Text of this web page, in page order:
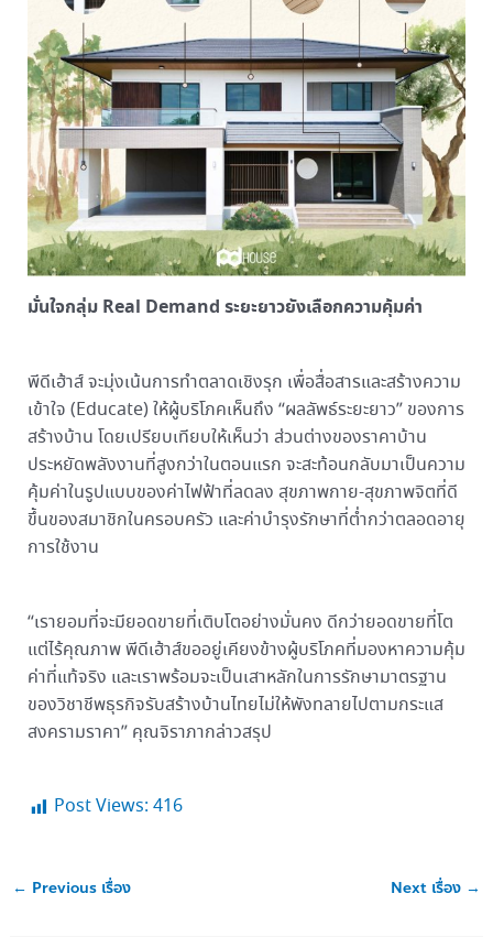
มั่นใจกลุ่ม Real Demand ระยะยาวยังเลือกความคุ้มค่า
พีดีเฮ้าส์ จะมุ่งเน้นการทำตลาดเชิงรุก เพื่อสื่อสารและสร้างความ
เข้าใจ (Educate) ให้ผู้บริโภคเห็นถึง “ผลลัพธ์ระยะยาว” ของการ
สร้างบ้าน โดยเปรียบเทียบให้เห็นว่า ส่วนต่างของราคาบ้าน
ประหยัดพลังงานที่สูงกว่าในตอนแรก จะสะท้อนกลับมาเป็นความ
คุ้มค่าในรูปแบบของค่าไฟฟ้าที่ลดลง สุขภาพกาย-สุขภาพจิตที่ดี
ขึ้นของสมาชิกในครอบครัว และค่าบำรุงรักษาที่ต่ำกว่าตลอดอายุ
การใช้งาน
“เรายอมที่จะมียอดขายที่เติบโตอย่างมั่นคง ดีกว่ายอดขายที่โต
แต่ไร้คุณภาพ พีดีเฮ้าส์ขออยู่เคียงข้างผู้บริโภคที่มองหาความคุ้ม
ค่าที่แท้จริง และเราพร้อมจะเป็นเสาหลักในการรักษามาตรฐาน
ของวิชาชีพธุรกิจรับสร้างบ้านไทยไม่ให้พังทลายไปตามกระแส
สงครามราคา” คุณจิราภากล่าวสรุป
Post Views: 416
← Previous เรื่อง Next เรื่อง →